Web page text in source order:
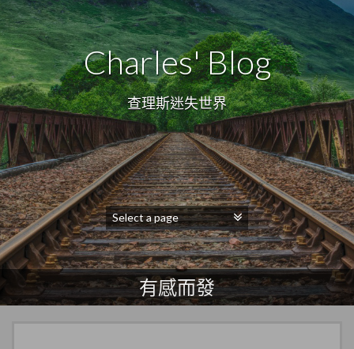
Charles' Blog
查理斯迷失世界
有感而發